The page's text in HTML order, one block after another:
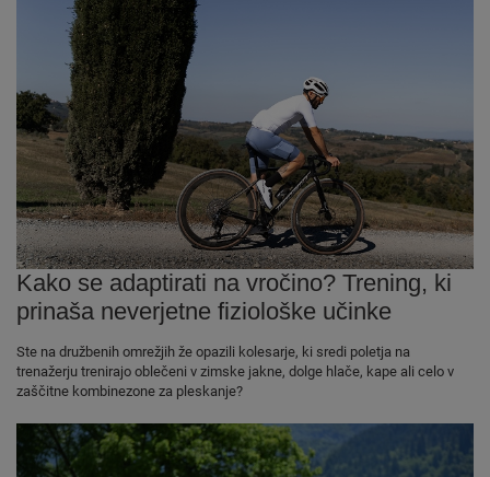
Kako se adaptirati na vročino? Trening, ki
prinaša neverjetne fiziološke učinke
Ste na družbenih omrežjih že opazili kolesarje, ki sredi poletja na
trenažerju trenirajo oblečeni v zimske jakne, dolge hlače, kape ali celo v
zaščitne kombinezone za pleskanje?